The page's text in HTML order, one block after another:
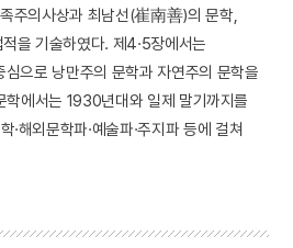
주의사상과 최남선(崔南善)의 문학,
을 기술하였다. 제4·5장에서는
으로 낭만주의 문학과 자연주의 문학을
학에서는 1930년대와 일제 말기까지를
·해외문학파·예술파·주지파 등에 걸쳐